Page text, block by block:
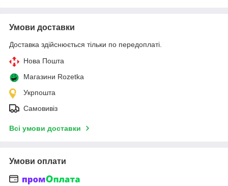
Умови доставки
Доставка здійснюється тільки по передоплаті.
Нова Пошта
Магазини Rozetka
Укрпошта
Самовивіз
Всі умови доставки
Умови оплати